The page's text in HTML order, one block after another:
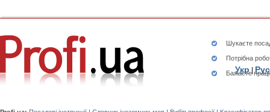
Шукаєте
Потрібна
Бажаєте
Укр|Рус